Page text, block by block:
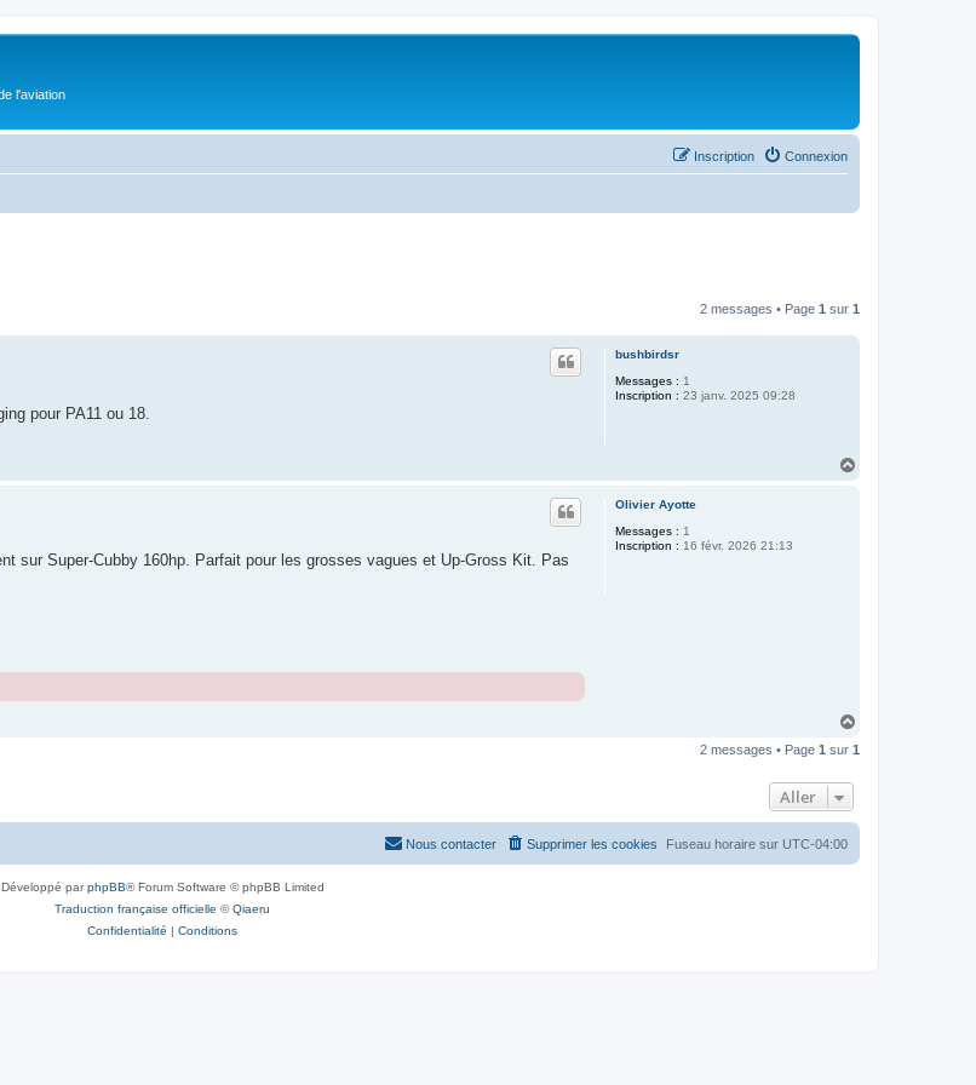
l'aviation
Connexion
Inscription
2 messages • Page 1 sur 1
bushbirdsr
Messages : 1
Inscription : 23 janv. 2025 09:28
pour PA11 ou 18.
Olivier Ayotte
Messages : 1
Inscription : 16 févr. 2026 21:13
sur Super-Cubby 160hp. Parfait pour les grosses vagues et Up-Gross Kit. Pas
u
2 messages • Page 1 sur 1
Aller
Fuseau horaire sur UTC-04:00
Supprimer les cookies
Nous contacter
Développé parphpBB® Forum Software © phpBB Limited
Traduction française officielle ©Qiaeru
Confidentialité | Conditions